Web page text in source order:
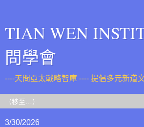
TIAN WEN
問學會
----天問亞太戰略智庫 ---- 提倡多元新道
3/30/2026